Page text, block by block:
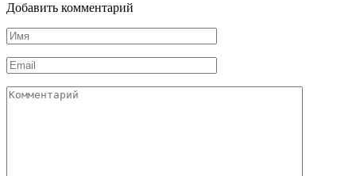
Добавить комментарий
Имя
*
Email
*
Комментарий